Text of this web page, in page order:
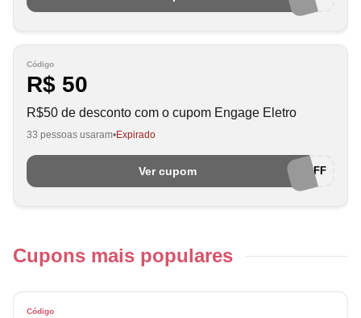
Código
R$ 50
R$50 de desconto com o cupom Engage Eletro
33 pessoas usaram Expirado
Ver cupom ENGAGE50OFF
Cupons mais populares
Código